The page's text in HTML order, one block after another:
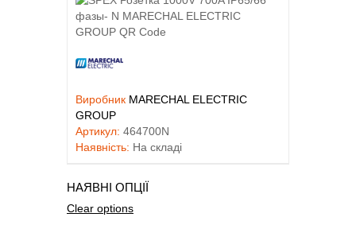
Виробник MARECHAL ELECTRIC
GROUP
Артикул: 464700N
Наявність: На складі
НАЯВНІ ОПЦІЇ
Clear options